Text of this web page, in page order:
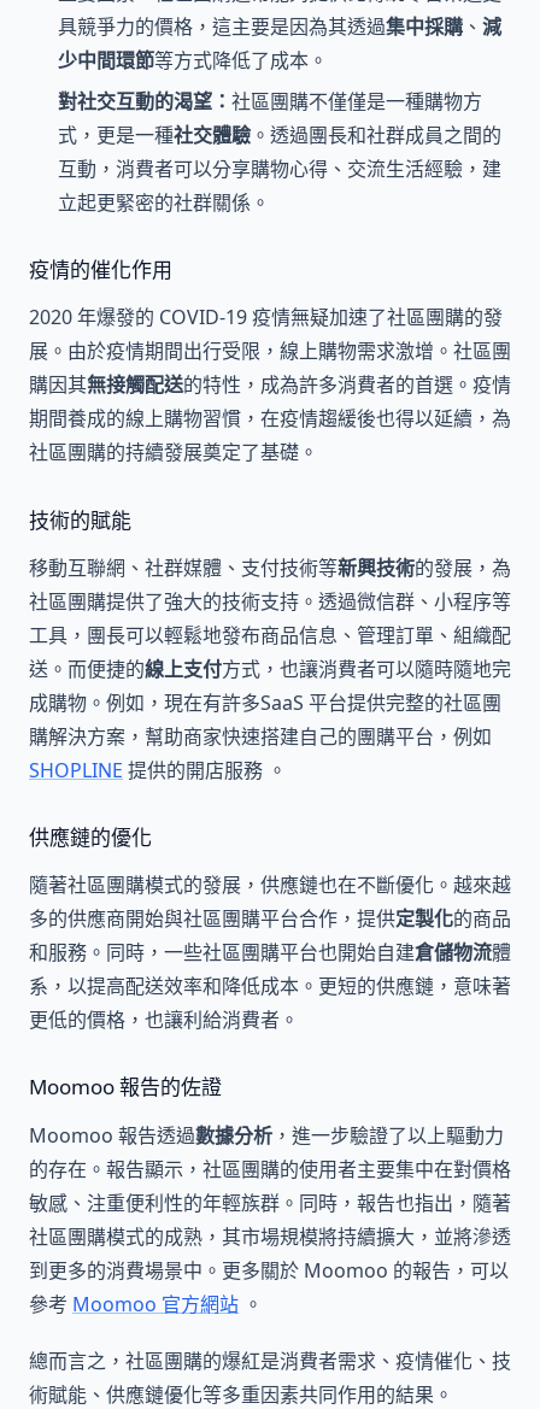
具競爭力的價格，這主要是因為其透過集中採購 、 減
少中間環節等方式降低了成本。
對社交互動的渴望： 社區團購不僅僅是一種購物方
式，更是一種社交體驗 。透過團長和社群成員之間的
互動，消費者可以分享購物心得、交流生活經驗，建
立起更緊密的社群關係。
疫情的催化作用
2020 年爆發的 COVID-19 疫情無疑加速了社區團購的發
展。由於疫情期間出行受限，線上購物需求激增。社區團
購因其無接觸配送的特性，成為許多消費者的首選。疫情
期間養成的線上購物習慣，在疫情趨緩後也得以延續，為
社區團購的持續發展奠定了基礎。
技術的賦能
移動互聯網、社群媒體、支付技術等新興技術的發展，為
社區團購提供了強大的技術支持。透過微信群、小程序等
工具，團長可以輕鬆地發布商品信息、管理訂單、組織配
送。而便捷的線上支付方式，也讓消費者可以隨時隨地完
成購物。例如，現在有許多SaaS 平台提供完整的社區團
購解決方案，幫助商家快速搭建自己的團購平台，例如
SHOPLINE 提供的開店服務 。
供應鏈的優化
隨著社區團購模式的發展，供應鏈也在不斷優化。越來越
多的供應商開始與社區團購平台合作，提供定製化的商品
和服務。同時，一些社區團購平台也開始自建倉儲物流體
系，以提高配送效率和降低成本。更短的供應鏈，意味著
更低的價格，也讓利給消費者。
Moomoo 報告的佐證
Moomoo 報告透過數據分析 ，進一步驗證了以上驅動力
的存在。報告顯示，社區團購的使用者主要集中在對價格
敏感、注重便利性的年輕族群。同時，報告也指出，隨著
社區團購模式的成熟，其市場規模將持續擴大，並將滲透
到更多的消費場景中。更多關於 Moomoo 的報告，可以
參考 Moomoo 官方網站 。
總而言之，社區團購的爆紅是消費者需求、疫情催化、技
術賦能、供應鏈優化等多重因素共同作用的結果。